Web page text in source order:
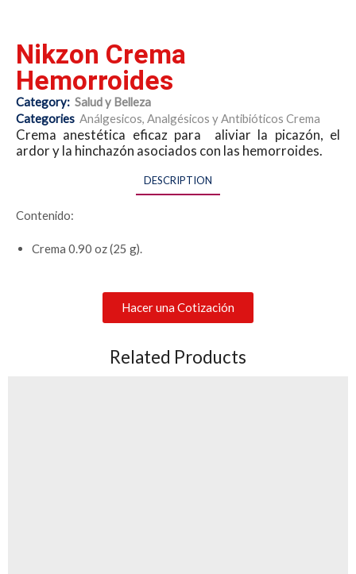
Nikzon Crema
Hemorroides
Category: Salud y Belleza
Categories Análgesicos, Analgésicos y Antibióticos Crema
Crema anestética eficaz para aliviar la picazón, el
ardor y la hinchazón asociados con las hemorroides.
DESCRIPTION
Contenido:
Crema 0.90 oz (25 g).
Hacer una Cotización
Related Products